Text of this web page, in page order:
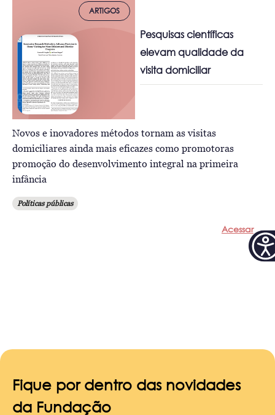
ARTIGOS
Pesquisas científicas
elevam qualidade da
visita domiciliar
Novos e inovadores métodos tornam as visitas
domiciliares ainda mais eficazes como promotoras
promoção do desenvolvimento integral na primeira
infância
Políticas públicas
Acessar
Fique por dentro das novidades
da Fundação